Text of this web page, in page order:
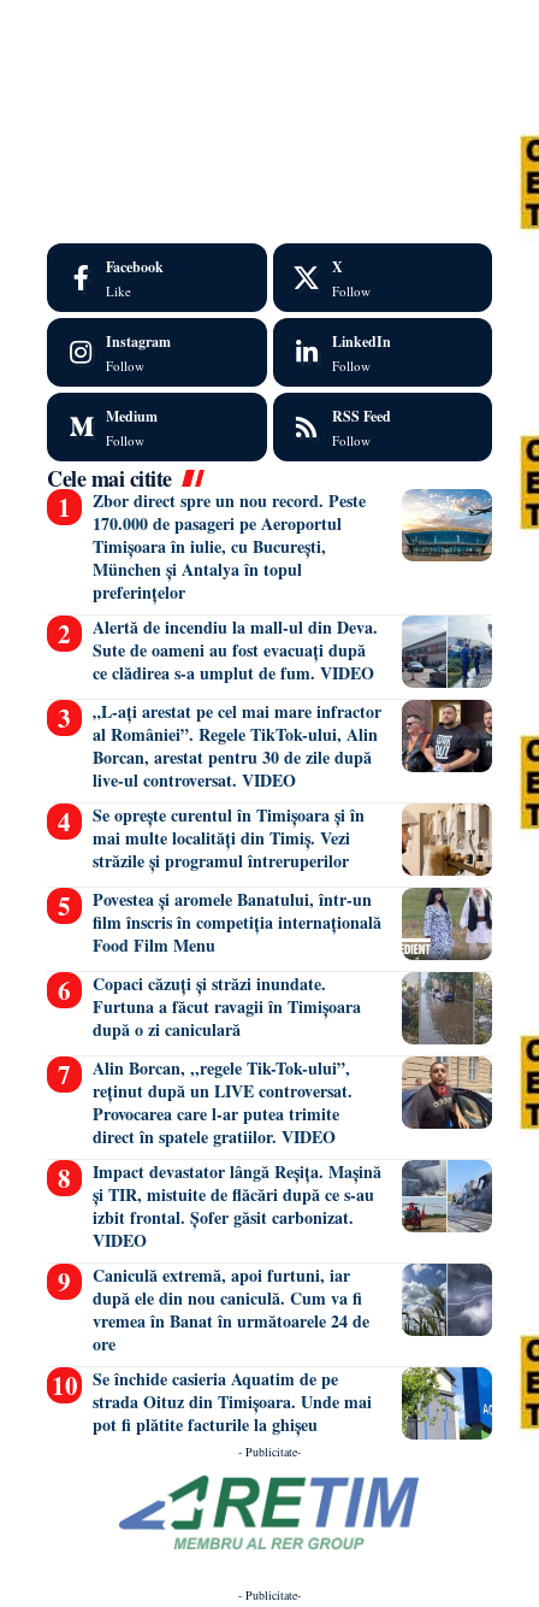
Facebook
Like
X
Follow
Instagram
Follow
LinkedIn
Follow
Medium
Follow
RSS Feed
Follow
Cele mai citite
Zbor direct spre un nou record. Peste
170.000 de pasageri pe Aeroportul
Timișoara în iulie, cu București,
München și Antalya în topul
preferințelor
Alertă de incendiu la mall-ul din Deva.
Sute de oameni au fost evacuați după
ce clădirea s-a umplut de fum. VIDEO
„L-ați arestat pe cel mai mare infractor
al României”. Regele TikTok-ului, Alin
Borcan, arestat pentru 30 de zile după
live-ul controversat. VIDEO
Se oprește curentul în Timișoara și în
mai multe localități din Timiș. Vezi
străzile și programul întreruperilor
Povestea și aromele Banatului, într-un
film înscris în competiția internațională
Food Film Menu
Copaci căzuți și străzi inundate.
Furtuna a făcut ravagii în Timișoara
după o zi caniculară
Alin Borcan, ,,regele Tik-Tok-ului”,
reținut după un LIVE controversat.
Provocarea care l-ar putea trimite
direct în spatele gratiilor. VIDEO
Impact devastator lângă Reșița. Mașină
și TIR, mistuite de flăcări după ce s-au
izbit frontal. Șofer găsit carbonizat.
VIDEO
Caniculă extremă, apoi furtuni, iar
după ele din nou caniculă. Cum va fi
vremea în Banat în următoarele 24 de
ore
Se închide casieria Aquatim de pe
strada Oituz din Timișoara. Unde mai
pot fi plătite facturile la ghișeu
- Publicitate-
- Publicitate-